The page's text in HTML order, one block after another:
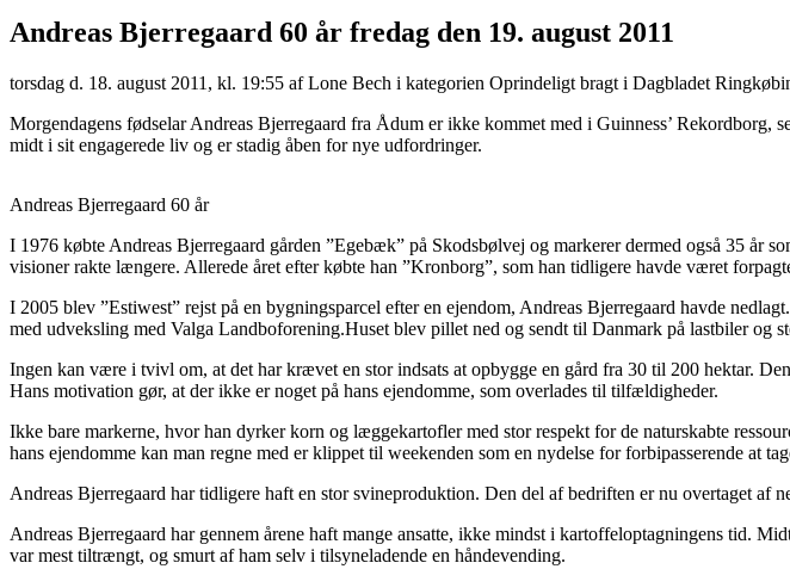
Andreas Bjerregaard 60 år fredag den 19. august 2011
torsdag d. 18. august 2011, kl. 19:55 af Lone Bech i kategorien Oprindeligt bragt i Dagbladet
Morgendagens fødselar Andreas Bjerregaard fra Ådum er ikke kommet med i Guinness’
midt i sit engagerede liv og er stadig åben for nye udfordringer.
Andreas Bjerregaard 60 år
I 1976 købte Andreas Bjerregaard gården ”Egebæk” på Skodsbølvej og markerer dermed også 35 år
visioner rakte længere. Allerede året efter købte han ”Kronborg”, som han tidligere havde været
I 2005 blev ”Estiwest” rejst på en bygningsparcel efter en ejendom, Andreas Bjerregaard havde
med udveksling med Valga Landboforening.Huset blev pillet ned og sendt til Danmark på lastbiler
Ingen kan være i tvivl om, at det har krævet en stor indsats at opbygge en gård fra 30 til 200 hektar.
Hans motivation gør, at der ikke er noget på hans ejendomme, som overlades til tilfældigheder.
Ikke bare markerne, hvor han dyrker korn og læggekartofler med stor respekt for de naturskabte
hans ejendomme kan man regne med er klippet til weekenden som en nydelse for forbipasserende at
Andreas Bjerregaard har tidligere haft en stor svineproduktion. Den del af bedriften er nu overtaget af
Andreas Bjerregaard har gennem årene haft mange ansatte, ikke mindst i kartoffeloptagningens tid.
var mest tiltrængt, og smurt af ham selv i tilsyneladende en håndevending.